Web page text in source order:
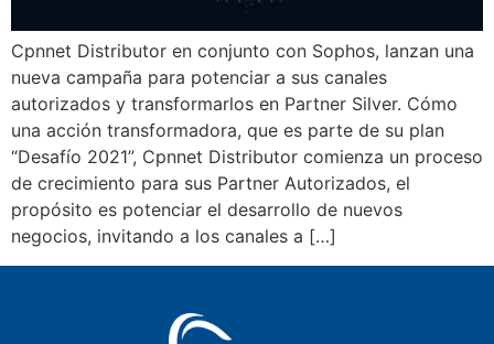
Cpnnet Distributor en conjunto con Sophos, lanzan una
nueva campaña para potenciar a sus canales
autorizados y transformarlos en Partner Silver. Cómo
una acción transformadora, que es parte de su plan
“Desafío 2021”, Cpnnet Distributor comienza un proceso
de crecimiento para sus Partner Autorizados, el
propósito es potenciar el desarrollo de nuevos
negocios, invitando a los canales a […]